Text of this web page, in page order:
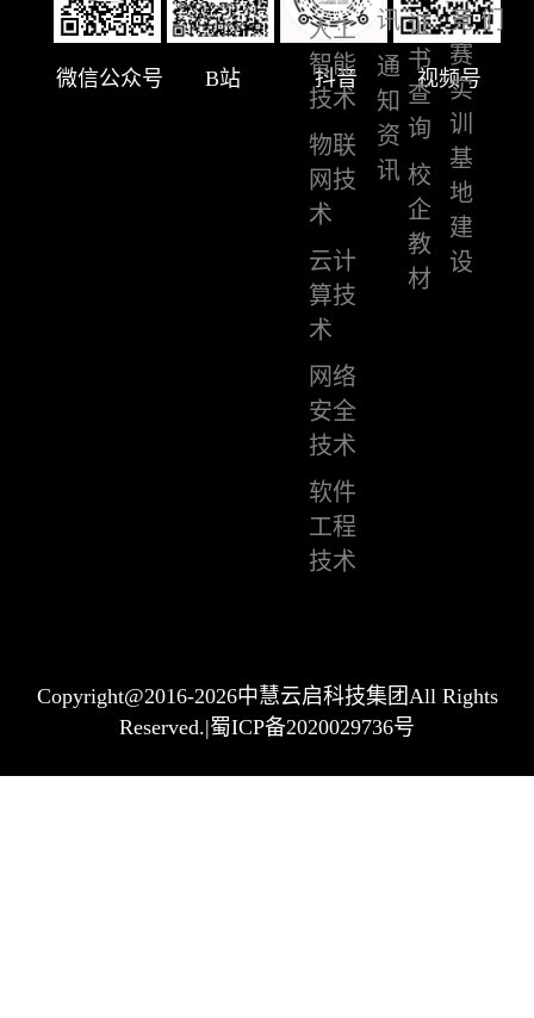
微信公众号 B站 抖音 视频号
人工
智能
技术
物联
网技
术
云计
算技
术
网络
安全
技术
软件
工程
技术
讯
通
知
资
讯
证
书
查
询
校
企
教
材
竞
赛
实
训
基
地
建
设
们
Copyright@2016-2026中慧云启科技集团All Rights
Reserved.|蜀ICP备2020029736号